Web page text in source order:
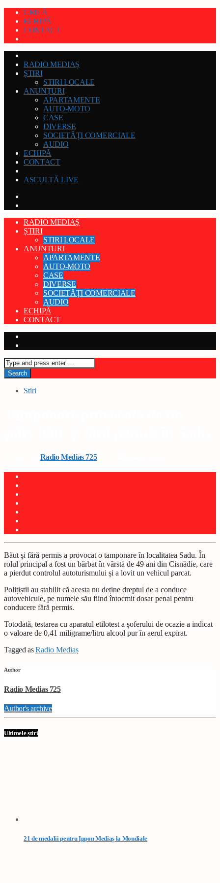
GRILĂ
ECHIPĂ
CONTACT
RADIO MEDIAȘ
ȘTIRI
STIRI LOCALE
ANUNȚURI
APARTAMENTE
AUTO-MOTO
CASE
DIVERSE
SOCIETĂȚI COMERCIALE
AUDIO
ECHIPĂ
CONTACT
ASCULTĂ LIVE
RADIO MEDIAȘ
ȘTIRI
STIRI LOCALE
ANUNȚURI
APARTAMENTE
AUTO-MOTO
CASE
DIVERSE
SOCIETĂȚI COMERCIALE
AUDIO
ECHIPĂ
CONTACT
Stiri
Radio Medias 725on 17 februarie 2026
Băut și fără permis a provocat o tamponare în localitatea Sadu. În
rolul principal a fost un bărbat în vârstă de 49 ani din Cisnădie, care
a pierdut controlul autoturismului și a lovit un vehicul parcat.
Polițiștii au stabilit că acesta nu deține dreptul de a conduce
autovehicule, pe numele său fiind întocmit dosar penal pentru
conducere fără permis.
Totodată, testarea cu aparatul etilotest a șoferului de ocazie a indicat
o valoare de 0,41 miligrame/litru alcool pur în aerul expirat.
Tagged asRadio Mediaș
Author
Radio Medias 725
Author's archive
Ultimele știri
21 de medalii pentru Ippon Mediaș la Mondiale